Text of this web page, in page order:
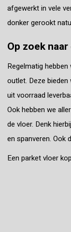
afgewerkt in vele
donker gerookt
Op zoek
Regelmatig
outlet. Deze
uit voorraad
Ook hebben we
de vloer. Denk
en spanveren. Ook
Een parket vloer